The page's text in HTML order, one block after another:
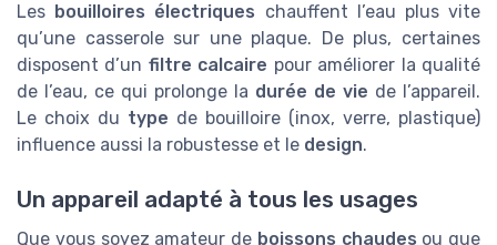
Les bouilloires électriques chauffent l’eau plus vite
qu’une casserole sur une plaque. De plus, certaines
disposent d’un filtre calcaire pour améliorer la qualité
de l’eau, ce qui prolonge la durée de vie de l’appareil.
Le choix du type de bouilloire (inox, verre, plastique)
influence aussi la robustesse et le design.
Un appareil adapté à tous les usages
Que vous soyez amateur de boissons chaudes ou que